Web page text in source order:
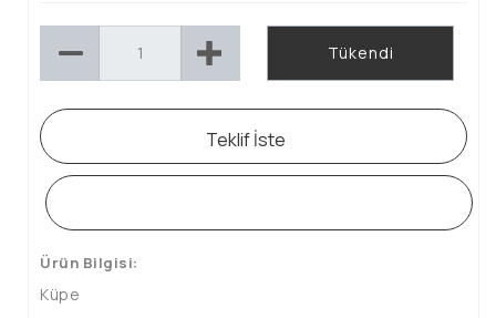
Tükendi
Teklif İste
Ürün Bilgisi:
Küpe